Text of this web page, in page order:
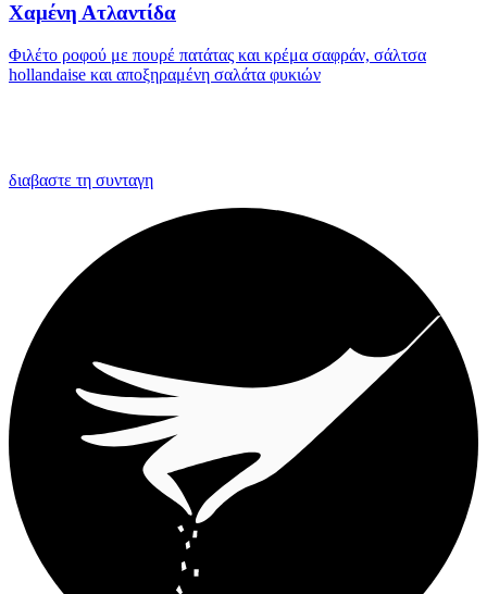
Χαμένη Ατλαντίδα
Φιλέτο ροφού με πουρέ πατάτας και κρέμα σαφράν, σάλτσα
hollandaise και αποξηραμένη σαλάτα φυκιών
διαβαστε τη συνταγη